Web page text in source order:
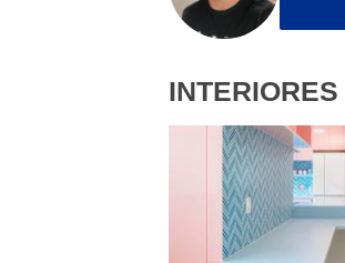
INTERIORES